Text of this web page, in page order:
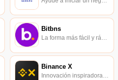
Bitbns
La forma más fácil y rápida de operar con activos digitales.
Binance X
Innovación inspiradora en la plataforma Binance.